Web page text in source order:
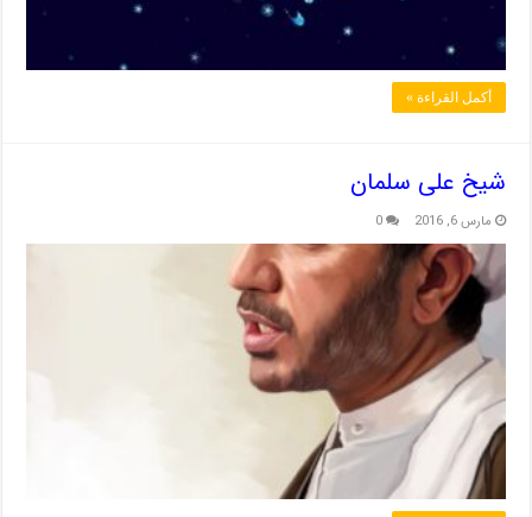
أكمل القراءة »
شیخ علی سلمان
مارس 6, 2016 0